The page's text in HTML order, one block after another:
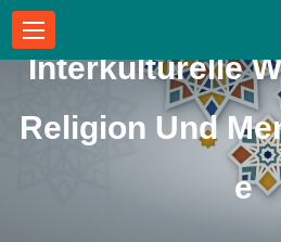
Interkulturelle
Religion Und
E